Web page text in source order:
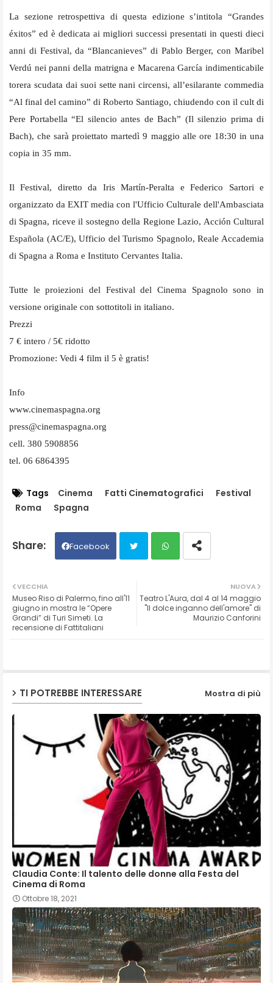
La sezione retrospettiva di questa edizione s’intitola “Grandes
éxitos” ed è dedicata ai migliori successi presentati in questi dieci
anni di Festival, da “Blancanieves” di Pablo Berger, con Maribel
Verdú nei panni della matrigna e Macarena García indimenticabile
torera scudata dai suoi sette nani circensi, all’esilarante commedia
“Al final del camino” di Roberto Santiago, chiudendo con il cult di
Pere Portabella “El silencio antes de Bach” (Il silenzio prima di
Bach), che sarà proiettato martedì 9 maggio alle ore 18:30 in una
copia in 35 mm.
Il Festival, diretto da Iris Martín-Peralta e Federico Sartori e
organizzato da EXIT media con l'Ufficio Culturale dell'Ambasciata
di Spagna, riceve il sostegno della Regione Lazio, Acción Cultural
Española (AC/E), Ufficio del Turismo Spagnolo, Reale Accademia
di Spagna a Roma e Instituto Cervantes Italia.
Tutte le proiezioni del Festival del Cinema Spagnolo sono in
versione originale con sottotitoli in italiano.
Prezzi
7 € intero / 5€ ridotto
Promozione: Vedi 4 film il 5 è gratis!
Info
www.cinemaspagna.org
press@cinemaspagna.org
cell. 380 5908856
tel. 06 6864395
Tags Cinema Fatti Cinematografici
Festival
Roma
Spagna
Facebook
ter ats
NUOVA
Teatro L'Aura, dal 4 al 14 maggio
"Il dolce inganno dell'amore" di
Maurizio Canforini
VECCHIA
Museo Riso di Palermo, fino all'11
giugno in mostra le “Opere
Grandi” di Turi Simeti. La
recensione di Fattitaliani
TI POTREBBE INTERESSARE Mostra di più
Claudia Conte: Il talento delle donne alla Festa del
Cinema di Roma
Ottobre 18, 2021